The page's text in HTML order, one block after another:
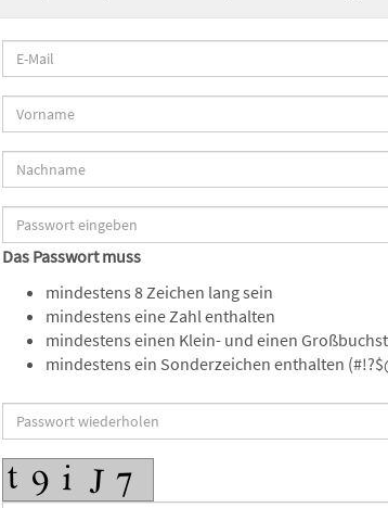
Das Passwort muss
mindestens 8 Zeichen lang sein
mindestens eine Zahl enthalten
mindestens einen Klein- und einen
mindestens ein Sonderzeichen enthalten